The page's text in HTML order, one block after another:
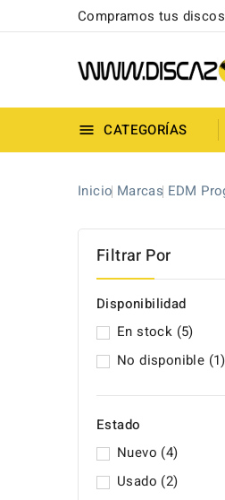
Compramos tus
 CATEGORÍAS
Inicio Marcas EDM
Filtrar Por
Disponibilidad
En stock (5)
No disponible (1)
Estado
Nuevo (4)
Usado (2)